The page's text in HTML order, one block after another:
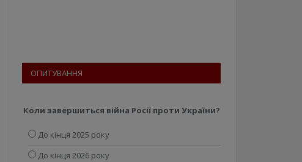
ОПИТУВАННЯ
Коли завершиться війна Росії проти України?
До кінця 2025 року
До кінця 2026 року